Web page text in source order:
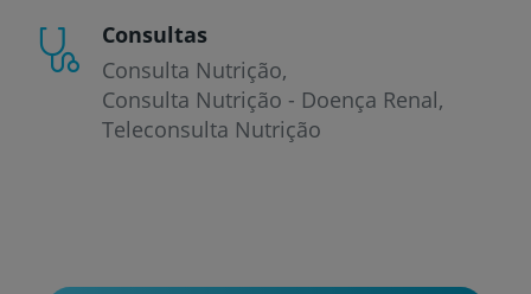
Consultas
Consulta Nutrição
Consulta Nutrição - Doença Renal
Teleconsulta Nutrição